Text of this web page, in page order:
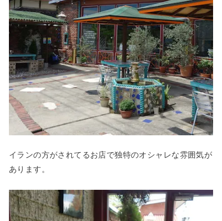
イランの方がされてるお店で独特のオシャレな雰囲気が
あります。